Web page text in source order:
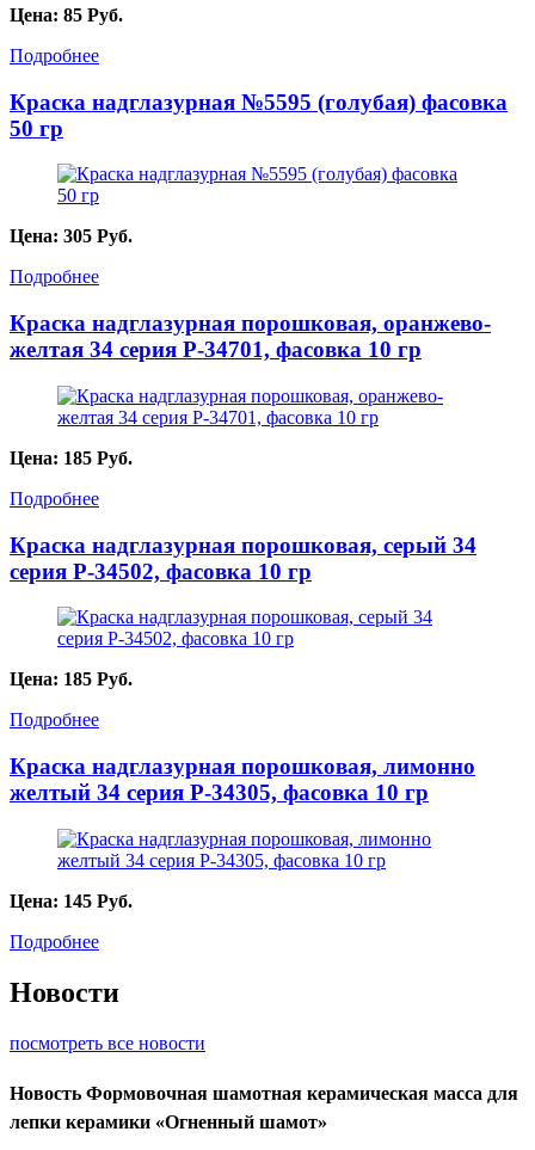
Цена: 85 Руб.
Подробнее
Краска надглазурная №5595 (голубая) фасовка
50 гр
Цена: 305 Руб.
Подробнее
Краска надглазурная порошковая, оранжево-
желтая 34 серия P-34701, фасовка 10 гр
Цена: 185 Руб.
Подробнее
Краска надглазурная порошковая, серый 34
серия P-34502, фасовка 10 гр
Цена: 185 Руб.
Подробнее
Краска надглазурная порошковая, лимонно
желтый 34 серия P-34305, фасовка 10 гр
Цена: 145 Руб.
Подробнее
Новости
посмотреть все новости
Новость Формовочная шамотная керамическая масса для
лепки керамики «Огненный шамот»